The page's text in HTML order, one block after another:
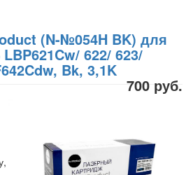
(N-№054H BK) для
622/ 623/
Bk, 3,1K
700 руб.